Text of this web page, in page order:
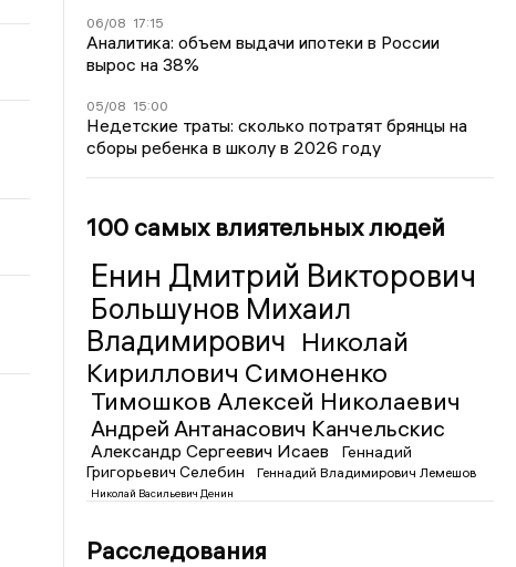
06/08 17:15
Аналитика: объем выдачи ипотеки в России
вырос на 38%
05/08 15:00
Недетские траты: сколько потратят брянцы на
сборы ребенка в школу в 2026 году
100 самых влиятельных людей
Енин Дмитрий Викторович
Большунов Михаил
Владимирович Николай
Кириллович Симоненко
Тимошков Алексей Николаевич
Андрей Антанасович Канчельскис
Александр Сергеевич Исаев
Геннадий
Григорьевич Селебин
Геннадий Владимирович Лемешов
Николай Васильевич Денин
Расследования